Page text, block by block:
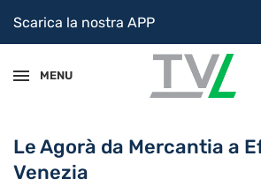
Scarica la nostra APP
MENU
Le Agorà da Mercantia a
Venezia